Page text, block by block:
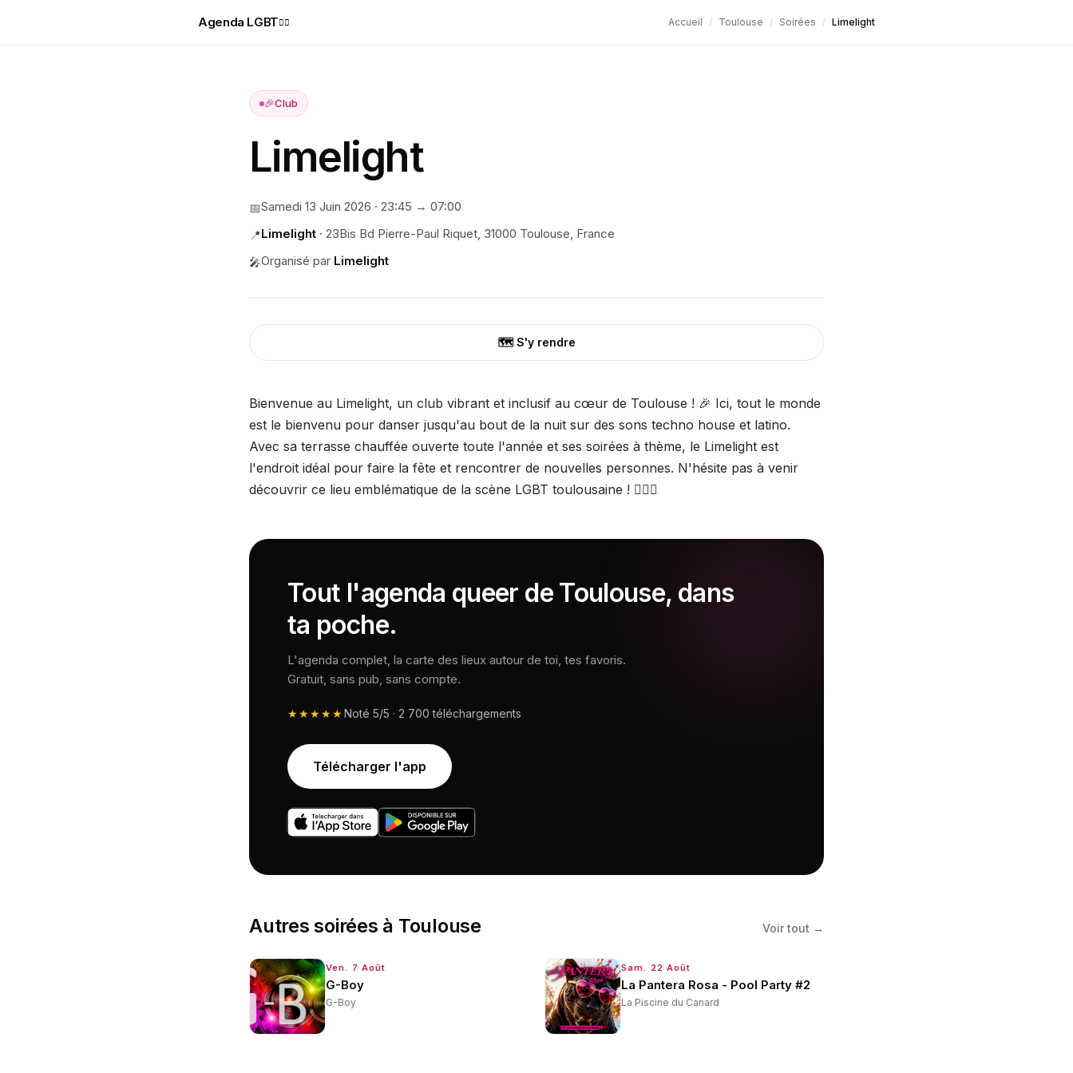
Agenda LGBT🏳️‍🌈 Accueil / Toulouse / Soirées / Limelight
🎉Club
Limelight
📅Samedi 13 Juin 2026 · 23:45 → 07:00
📍Limelight · 23Bis Bd Pierre-Paul Riquet, 31000 Toulouse, France
🎤Organisé par Limelight
🗺️ S'y rendre
Bienvenue au Limelight, un club vibrant et inclusif au cœur de Toulouse ! 🎉 Ici, tout le monde
est le bienvenu pour danser jusqu'au bout de la nuit sur des sons techno house et latino.
Avec sa terrasse chauffée ouverte toute l'année et ses soirées à thème, le Limelight est
l'endroit idéal pour faire la fête et rencontrer de nouvelles personnes. N'hésite pas à venir
découvrir ce lieu emblématique de la scène LGBT toulousaine ! 🏳️‍🌈🎶
Tout l'agenda queer de Toulouse, dans
ta poche.
L'agenda complet, la carte des lieux autour de toi, tes favoris.
Gratuit, sans pub, sans compte.
★★★★★Noté 5/5 · 2 700 téléchargements
Télécharger l'app
Autressoirées à Toulouse Voir tout →
Ven. 7 Août
G-Boy
G-Boy
Sam. 22 Août
La Pantera Rosa - Pool Party #2
La Piscine du Canard